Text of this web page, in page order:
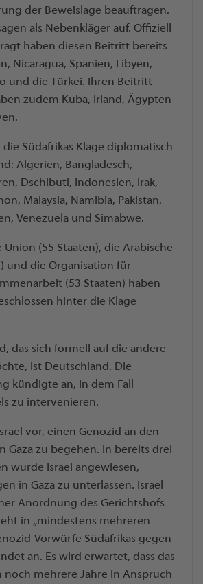
der Beweislage beauftragen.
als Nebenkläger auf. Offiziell
haben diesen Beitritt bereits
Nicaragua, Spanien, Libyen,
und die Türkei. Ihren Beitritt
zudem Kuba, Irland, Ägypten
die Südafrikas Klage diplomatisch
Algerien, Bangladesch,
Dschibuti, Indonesien, Irak,
Malaysia, Namibia, Pakistan,
Venezuela und Simabwe.
Union (55 Staaten), die Arabische
und die Organisation für
(53 Staaten) haben
hinter die Klage
das sich formell auf die andere
ist Deutschland. Die
kündigte an, in dem Fall
zu intervenieren.
vor, einen Genozid an den
Gaza zu begehen. In bereits drei
wurde Israel angewiesen,
in Gaza zu unterlassen. Israel
Anordnung des Gerichtshofs
in „mindestens mehreren
Vorwürfe Südafrikas gegen
an. Es wird erwartet, dass das
noch mehrere Jahre in Anspruch